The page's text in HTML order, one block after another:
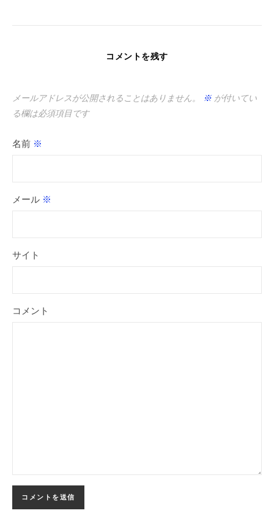
コメントを残す
メールアドレスが公開されることはありません。 ※が付いてい
る欄は必須項目です
名前 ※
メール ※
サイト
コメント